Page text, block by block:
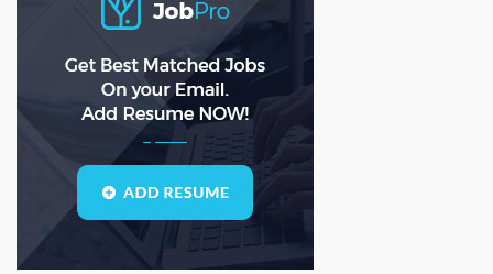
asdad(0)
asdasdas(0)
asdasdasd(0)
bauleiter(0)
bhubaneswar
Blogs
call center